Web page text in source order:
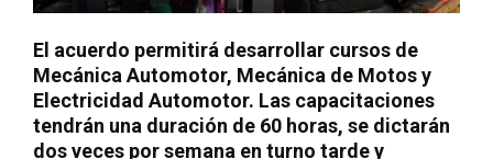
El acuerdo permitirá desarrollar cursos de
Mecánica Automotor, Mecánica de Motos y
Electricidad Automotor. Las capacitaciones
tendrán una duración de 60 horas, se dictarán
dos veces por semana en turno tarde y